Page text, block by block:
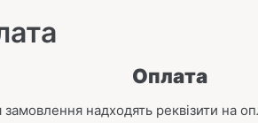
Оплата
надходять реквізити на